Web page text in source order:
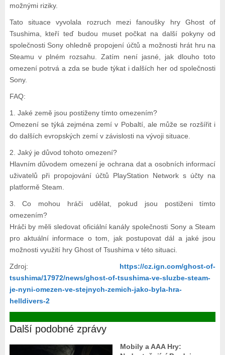
možnými riziky.
Tato situace vyvolala rozruch mezi fanoušky hry Ghost of
Tsushima, kteří teď budou muset počkat na další pokyny od
společnosti Sony ohledně propojení účtů a možnosti hrát hru na
Steamu v plném rozsahu. Zatím není jasné, jak dlouho toto
omezení potrvá a zda se bude týkat i dalších her od společnosti
Sony.
FAQ:
1. Jaké země jsou postiženy tímto omezením?
Omezení se týká zejména zemí v Pobaltí, ale může se rozšířit i
do dalších evropských zemí v závislosti na vývoji situace.
2. Jaký je důvod tohoto omezení?
Hlavním důvodem omezení je ochrana dat a osobních informací
uživatelů při propojování účtů PlayStation Network s účty na
platformě Steam.
3. Co mohou hráči udělat, pokud jsou postiženi tímto
omezením?
Hráči by měli sledovat oficiální kanály společnosti Sony a Steam
pro aktuální informace o tom, jak postupovat dál a jaké jsou
možnosti využití hry Ghost of Tsushima v této situaci.
Zdroj: https://cz.ign.com/ghost-of-
tsushima/17972/news/ghost-of-tsushima-ve-sluzbe-steam-
je-nyni-omezen-ve-stejnych-zemich-jako-byla-hra-
helldivers-2
Další podobné zprávy
Mobily a AAA Hry: